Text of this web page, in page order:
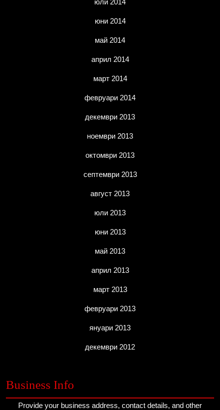
юни 2014
май 2014
април 2014
март 2014
февруари 2014
декември 2013
ноември 2013
октомври 2013
септември 2013
август 2013
юли 2013
юни 2013
май 2013
април 2013
март 2013
февруари 2013
януари 2013
декември 2012
Business Info
Provide your business address, contact details, and other